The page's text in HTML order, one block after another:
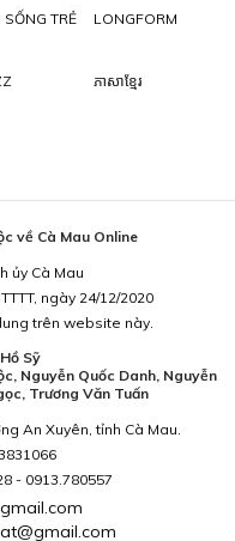
SỐNG TRẺ LONGFORM
ភាសាខ្មែរ
về Cà Mau Online
ủy Cà Mau
ngày 24/12/2020
trên website này.
Sỹ
Nguyễn Quốc Danh, Nguyễn
Trương Văn Tuấn
An Xuyên, tỉnh Cà Mau.
- 0913.780557